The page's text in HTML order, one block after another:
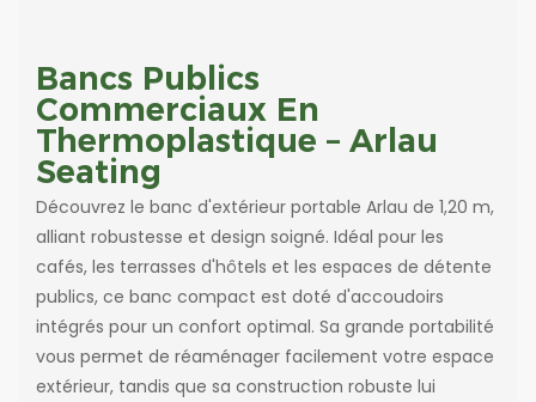
Bancs Publics
Commerciaux En
Thermoplastique – Arlau
Seating
Découvrez le banc d'extérieur portable Arlau de 1,20 m,
alliant robustesse et design soigné. Idéal pour les
cafés, les terrasses d'hôtels et les espaces de détente
publics, ce banc compact est doté d'accoudoirs
intégrés pour un confort optimal. Sa grande portabilité
vous permet de réaménager facilement votre espace
extérieur, tandis que sa construction robuste lui